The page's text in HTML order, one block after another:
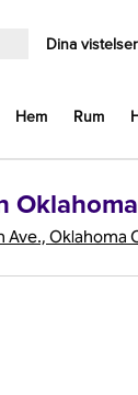
Dina vistelser
Hem Rum
Oklahoma